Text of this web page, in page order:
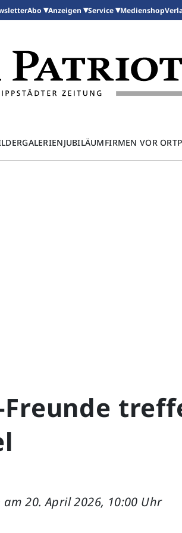
Abo Anzeigen Service Medienshop
JUBILÄUMFIRMEN VOR ORT
am 20. April 2026, 10:00 Uhr